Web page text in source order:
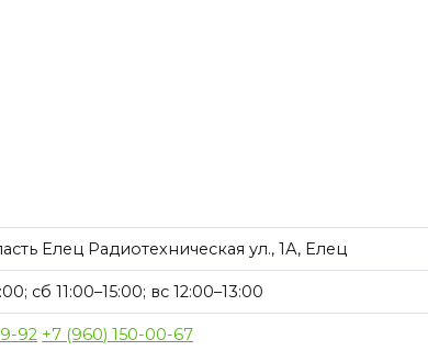
Елец Радиотехническая ул., 1А, Елец
сб 11:00–15:00; вс 12:00–13:00
92 +7 (960) 150-00-67